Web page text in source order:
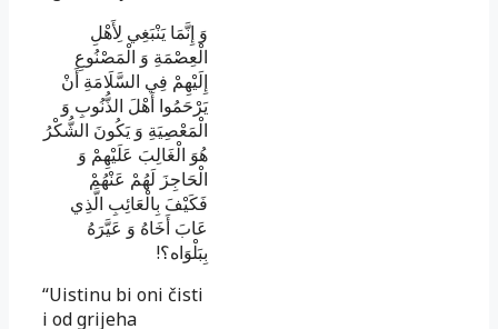
وَ إِنَّمَا يَنْبَغِي لِأَهْلِ
الْعِصْمَةِ وَ الْمَصْنُوعِ
إِلَيْهِمْ فِي السَّلَامَةِ أَنْ
يَرْحَمُوا أَهْلَ الذُّنُوبِ وَ
الْمَعْصِيَةِ وَ يَكُونَ الشُّكْرُ
هُوَ الْغَالِبَ عَلَيْهِمْ وَ
الْحَاجِزَ لَهُمْ عَنْهُمْ
فَكَيْفَ بِالْعَائِبِ الَّذِي
عَابَ أَخَاهُ وَ عَيَّرَهُ
بِبَلْوَاه؟!
“Uistinu bi oni čisti
i od grijeha